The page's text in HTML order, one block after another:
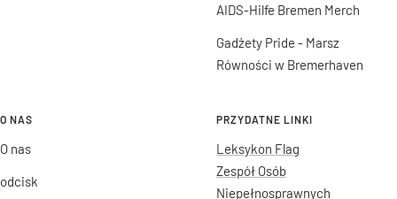
AIDS-Hilfe Bremen Merch
Gadżety Pride - Marsz
Równości w Bremerhaven
O NAS
O nas
odcisk
PRZYDATNE LINKI
Leksykon Flag
Zespół Osób
Niepełnosprawnych